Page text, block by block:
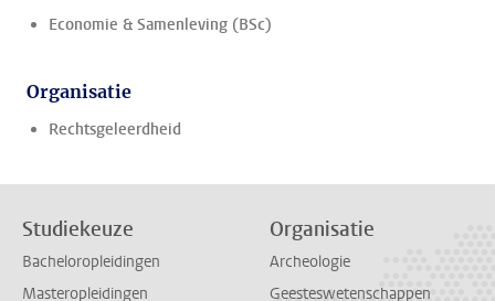
Economie & Samenleving (BSc)
Organisatie
Rechtsgeleerdheid
Studiekeuze
Bacheloropleidingen
Masteropleidingen
Organisatie
Archeologie
Geesteswetenschappen